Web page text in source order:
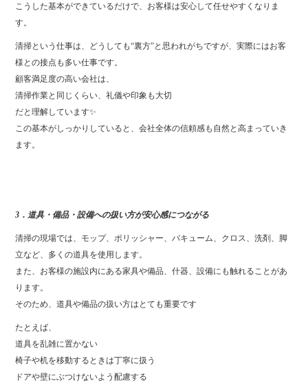
こうした基本ができているだけで、お客様は安心して任せやすくなりま
す。
清掃という仕事は、どうしても“裏方”と思われがちですが、実際にはお客
様との接点も多い仕事です。
顧客満足度の高い会社は、
清掃作業と同じくらい、礼儀や印象も大切
だと理解しています✨
この基本がしっかりしていると、会社全体の信頼感も自然と高まっていき
ます。
3．道具・備品・設備への扱い方が安心感につながる
清掃の現場では、モップ、ポリッシャー、バキューム、クロス、洗剤、脚
立など、多くの道具を使用します。
また、お客様の施設内にある家具や備品、什器、設備にも触れることがあ
ります。
そのため、道具や備品の扱い方はとても重要です
たとえば、
道具を乱雑に置かない
椅子や机を移動するときは丁寧に扱う
ドアや壁にぶつけないよう配慮する